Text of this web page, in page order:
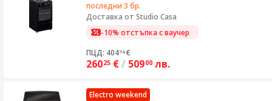
последни 3 бр.
Доставка от Studio Casa
-10% отстъпка с ваучер
ПЦД: 40474 €
26025 €/ 50900 лв.
Electro weekend